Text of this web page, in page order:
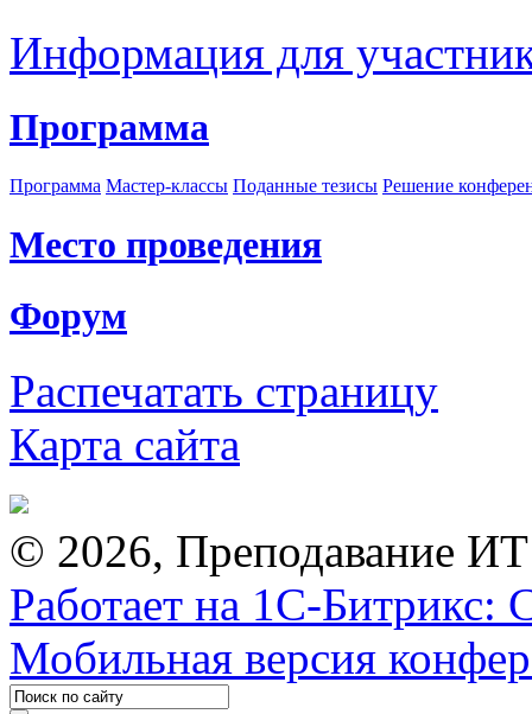
Информация для
Программа
Программа Мастер-классы Поданные тезисы Решение
Место проведения
Форум
Распечатать страницу
Карта сайта
© 2026, Преподавание
Работает на 1С-Битрикс:
Мобильная версия